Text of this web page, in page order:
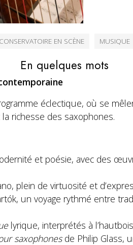
CONSERVATOIRE EN SCÈNE MUSIQUE
En quelques mots
éclectique, où se
richesse des saxophones.
et poésie, avec des
plein de virtuosité et
un voyage rythmé entre
lyrique, interprétés à
saxophonesde Philip Glass,